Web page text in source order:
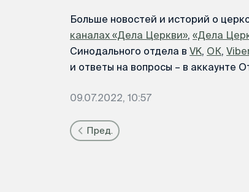
Больше новостей и историй о
каналах «Дела Церкви», «Дела
Синодального отдела в VK, ОК, Viber
и ответы на вопросы – в аккаунте
09.07.2022, 10:57
Пред.